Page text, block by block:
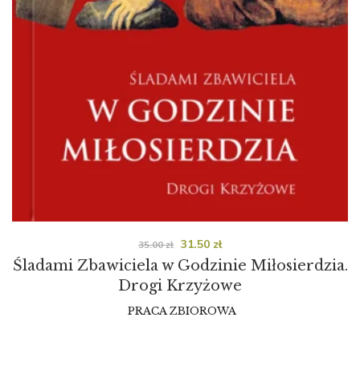
Śladami Zbawiciela w Godzinie Miłosierdzia.
Drogi Krzyżowe
PRACA ZBIOROWA
35.00zł 31.50 zł